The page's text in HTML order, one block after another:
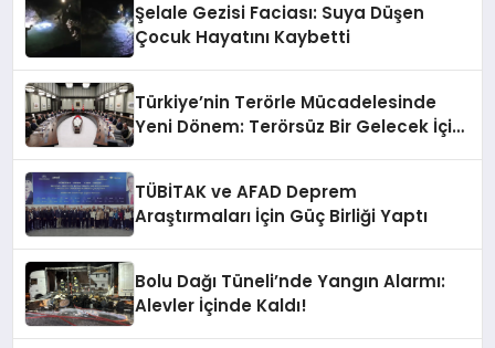
Şelale Gezisi Faciası: Suya Düşen
Çocuk Hayatını Kaybetti
Türkiye’nin Terörle Mücadelesinde
Yeni Dönem: Terörsüz Bir Gelecek İçin
TÜBİTAK ve AFAD Deprem
Araştırmaları İçin Güç Birliği Yaptı
Bolu Dağı Tüneli’nde Yangın Alarmı:
Alevler İçinde Kaldı!